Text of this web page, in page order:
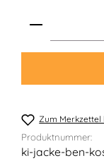
Produkt
Zum Merkzettel
Produktnummer:
ki-jacke-ben-